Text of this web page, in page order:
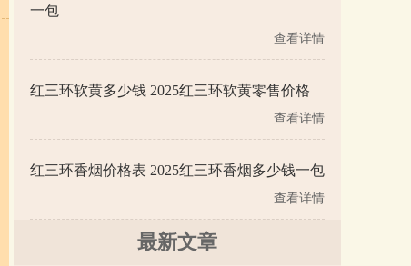
一包
查看详情
红三环软黄多少钱 2025红三环软黄零售价格
查看详情
红三环香烟价格表 2025红三环香烟多少钱一包
查看详情
最新文章